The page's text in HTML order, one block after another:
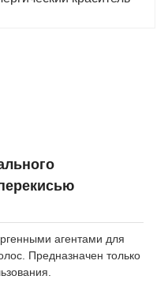
агентами для
Предназначен только